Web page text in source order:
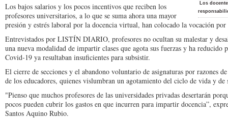
Los
Los bajos salarios y los pocos incentivos que reciben los
profesores universitarios, a lo que se suma ahora una mayor
presión y estrés laboral por la docencia virtual, han colocado la vocación por
Entrevistados por LISTÍN DIARIO, profesores no ocultan su malestar y
una nueva modalidad de impartir clases que agota sus fuerzas y ha reducido
Covid-19 ya resultaban insuficientes para subsistir.
El cierre de secciones y el abandono voluntario de asignaturas por razones
de los educadores, quienes vislumbran un agotamiento del ciclo de vida y
"Pienso que muchos profesores de las universidades privadas desertarán
pocos pueden cubrir los gastos en que incurren para impartir docencia”,
Santos Aquino Rubio.